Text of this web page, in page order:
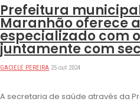
Prefeitura
Maranhão oferece
especializado com
juntamente com
GACIELE PEREIRA 25 out 2024
A secretaria de saúde através da